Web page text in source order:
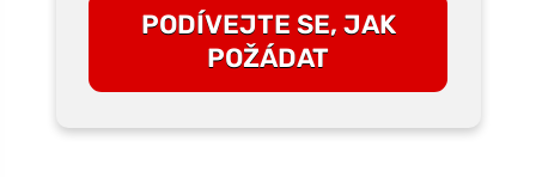
PODÍVEJTE SE, JAK
POŽÁDAT